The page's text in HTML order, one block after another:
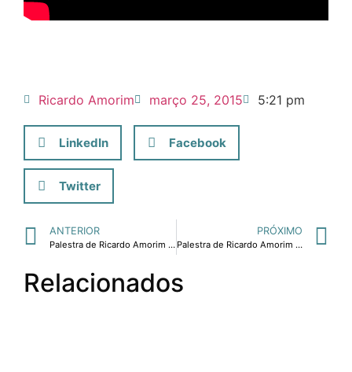
Ricardo Amorim março 25, 2015 5:21 pm
LinkedIn Facebook
Twitter
ANTERIOR
Palestra de Ricardo Amorim traz esperança a empresários de Blumenau
PRÓXIMO
Palestra de Ricardo Amorim em Blumenau lotou o Teatro Carlos Gomes
Relacionados